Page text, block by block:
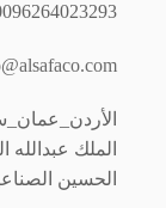
الملك عبدالله
الحسين